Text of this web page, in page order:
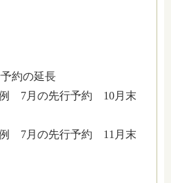
約の延長
7月の先行予約 10月末
7月の先行予約 11月末